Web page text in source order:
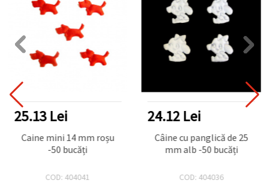
25.13 Lei
Caine mini 14 mm roșu
-50 bucăți
COD: 404041
24.12 Lei
Câine cu panglică de 25
mm alb -50 bucăți
COD: 404036